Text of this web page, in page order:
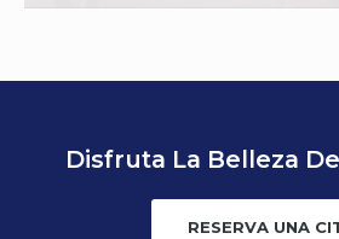
Disfruta La Belleza
RESERVA UNA